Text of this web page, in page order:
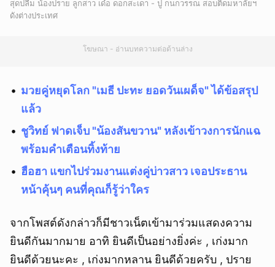
สุดปลื้ม น้องปราย ลูกสาว เด๋อ ดอกสะเดา - ปู กนกวรรณ สอบติดมหาลัยฯ
ดังต่างประเทศ
โฆษณา - อ่านบทความต่อด้านล่าง
มวยคู่หยุดโลก "เมธี ปะทะ ยอดวันเผด็จ" ได้ข้อสรุป
แล้ว
ชูวิทย์ ฟาดเจ็บ "น้องสันขวาน" หลังเข้าวงการนักแฉ
พร้อมคำเตือนทิ้งท้าย
ฮือฮา แขกไปร่วมงานแต่งคู่บ่าวสาว เจอประธาน
หน้าคุ้นๆ คนที่คุณก็รู้ว่าใคร
จากโพสต์ดังกล่าวก็มีชาวเน็ตเข้ามาร่วมแสดงความ
ยินดีกันมากมาย อาทิ ยินดีเป็นอย่างยิ่งค่ะ , เก่งมาก
ยินดีด้วยนะคะ , เก่งมากหลาน ยินดีด้วยครับ , ปราย